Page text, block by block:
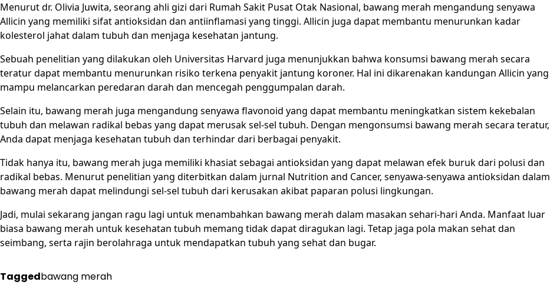
Menurut dr. Olivia Juwita, seorang ahli gizi dari Rumah Sakit Pusat Otak Nasional, bawang merah mengandung senyawa
Allicin yang memiliki sifat antioksidan dan antiinflamasi yang tinggi. Allicin juga dapat membantu menurunkan kadar
kolesterol jahat dalam tubuh dan menjaga kesehatan jantung.
Sebuah penelitian yang dilakukan oleh Universitas Harvard juga menunjukkan bahwa konsumsi bawang merah secara
teratur dapat membantu menurunkan risiko terkena penyakit jantung koroner. Hal ini dikarenakan kandungan Allicin yang
mampu melancarkan peredaran darah dan mencegah penggumpalan darah.
Selain itu, bawang merah juga mengandung senyawa flavonoid yang dapat membantu meningkatkan sistem kekebalan
tubuh dan melawan radikal bebas yang dapat merusak sel-sel tubuh. Dengan mengonsumsi bawang merah secara teratur,
Anda dapat menjaga kesehatan tubuh dan terhindar dari berbagai penyakit.
Tidak hanya itu, bawang merah juga memiliki khasiat sebagai antioksidan yang dapat melawan efek buruk dari polusi dan
radikal bebas. Menurut penelitian yang diterbitkan dalam jurnal Nutrition and Cancer, senyawa-senyawa antioksidan dalam
bawang merah dapat melindungi sel-sel tubuh dari kerusakan akibat paparan polusi lingkungan.
Jadi, mulai sekarang jangan ragu lagi untuk menambahkan bawang merah dalam masakan sehari-hari Anda. Manfaat luar
biasa bawang merah untuk kesehatan tubuh memang tidak dapat diragukan lagi. Tetap jaga pola makan sehat dan
seimbang, serta rajin berolahraga untuk mendapatkan tubuh yang sehat dan bugar.
Taggedbawang merah